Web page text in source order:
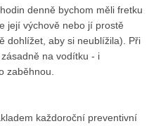
denně bychom měli fretku
její výchově nebo jí prostě
dohlížet, aby si neublížila). Při
na vodítku - i
zaběhnou.
každoroční preventivní